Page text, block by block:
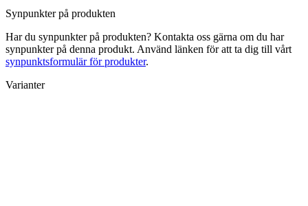
Synpunkter på produkten
Har du synpunkter på produkten? Kontakta oss gärna om du har
synpunkter på denna produkt. Använd länken för att ta dig till vårt
synpunktsformulär för produkter.
Varianter